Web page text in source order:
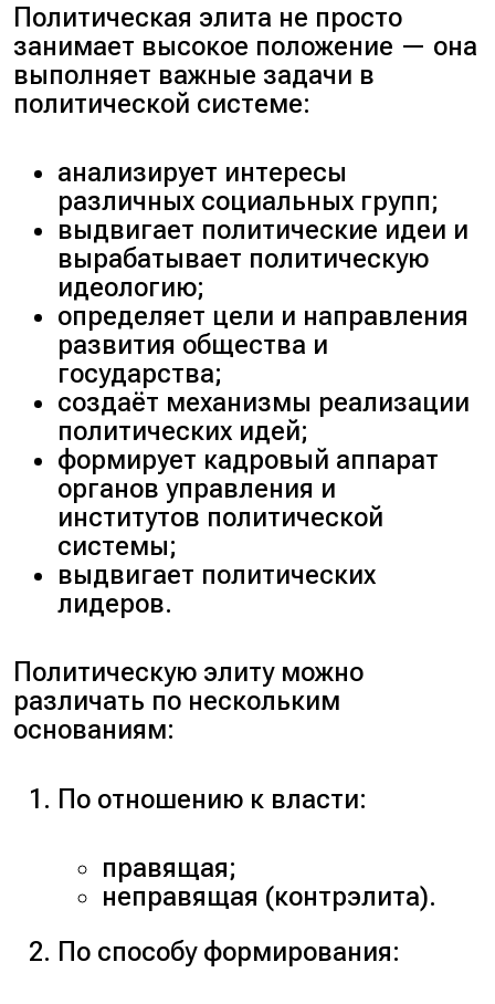
Политическая элита не просто
занимает высокое положение — она
выполняет важные задачи в
политической системе:
анализирует интересы
различных социальных групп;
выдвигает политические идеи и
вырабатывает политическую
идеологию;
определяет цели и направления
развития общества и
государства;
создаёт механизмы реализации
политических идей;
формирует кадровый аппарат
органов управления и
институтов политической
системы;
выдвигает политических
лидеров.
Политическую элиту можно
различать по нескольким
основаниям:
По отношению к власти:
правящая;
неправящая (контрэлита).
По способу формирования: